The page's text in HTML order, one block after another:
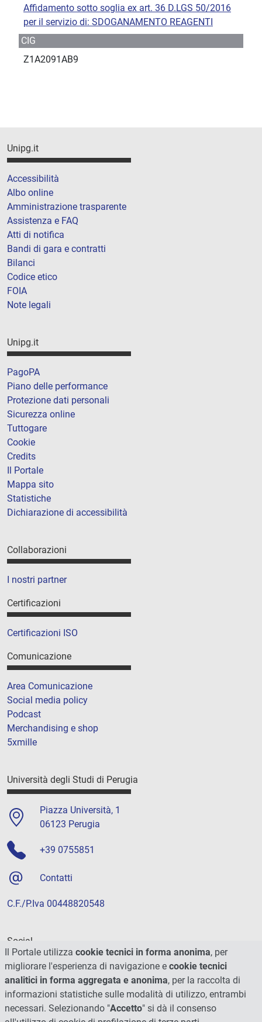
Affidamento sotto soglia ex art. 36 D.LGS 50/2016
per il servizio di: SDOGANAMENTO REAGENTI
CIG
Z1A2091AB9
Unipg.it
Accessibilità
Albo online
Amministrazione trasparente
Assistenza e FAQ
Atti di notifica
Bandi di gara e contratti
Bilanci
Codice etico
FOIA
Note legali
Unipg.it
PagoPA
Piano delle performance
Protezione dati personali
Sicurezza online
Tuttogare
Cookie
Credits
Il Portale
Mappa sito
Statistiche
Dichiarazione di accessibilità
Collaborazioni
I nostri partner
Certificazioni
Certificazioni ISO
Comunicazione
Area Comunicazione
Social media policy
Podcast
Merchandising e shop
5xmille
Università degli Studi di Perugia
Piazza Università, 1
06123 Perugia
+39 0755851
Contatti
C.F./P.Iva 00448820548
Social
Il Portale utilizza cookie tecnici in forma anonima, per
migliorare l'esperienza di navigazione e cookie tecnici
analitici in forma aggregata e anonima, per la raccolta di
informazioni statistiche sulle modalità di utilizzo, entrambi
necessari. Selezionando "Accetto" si dà il consenso